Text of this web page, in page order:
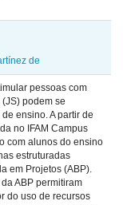
de
pessoas com
podem se
ensino. A partir de
no IFAM Campus
com alunos do ensino
estruturadas
em Projetos (ABP).
ABP permitiram
do uso de recursos